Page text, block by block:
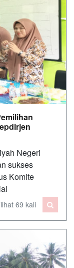
Negeri
sukses
Komite
69 kali